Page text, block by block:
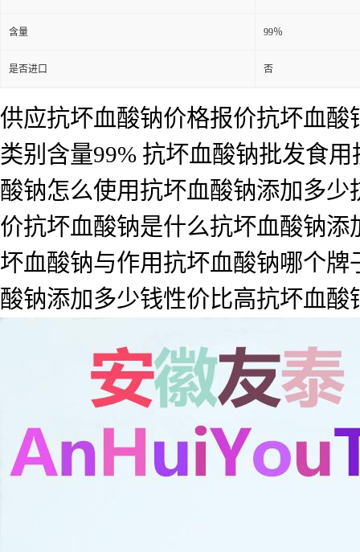
含量 99％
是否进口 否
供应抗坏血酸钠价格报价抗坏血
类别含量99% 抗坏血酸钠批发食
酸钠怎么使用抗坏血酸钠添加多
价抗坏血酸钠是什么抗坏血酸钠
坏血酸钠与作用抗坏血酸钠哪个
酸钠添加多少钱性价比高抗坏血